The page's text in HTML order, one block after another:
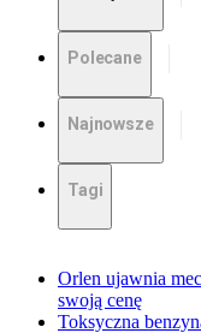
Polecane
Najnowsze
Tagi
Orlen ujawnia
swoją cenę
Toksyczna